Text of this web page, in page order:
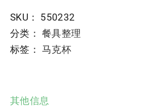
SKU： 550232
分类：餐具整理
标签：马克杯
其他信息